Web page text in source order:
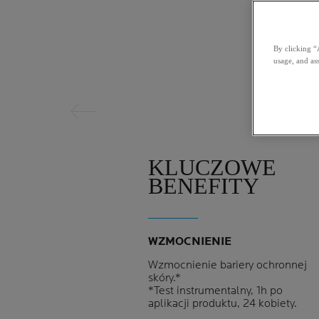
KLUCZOWE
BENEFITY
WZMOCNIENIE
Wzmocnienie bariery ochronnej
skóry.*
*Test instrumentalny, 1h po
aplikacji produktu, 24 kobiety.
By clicking
usage, and